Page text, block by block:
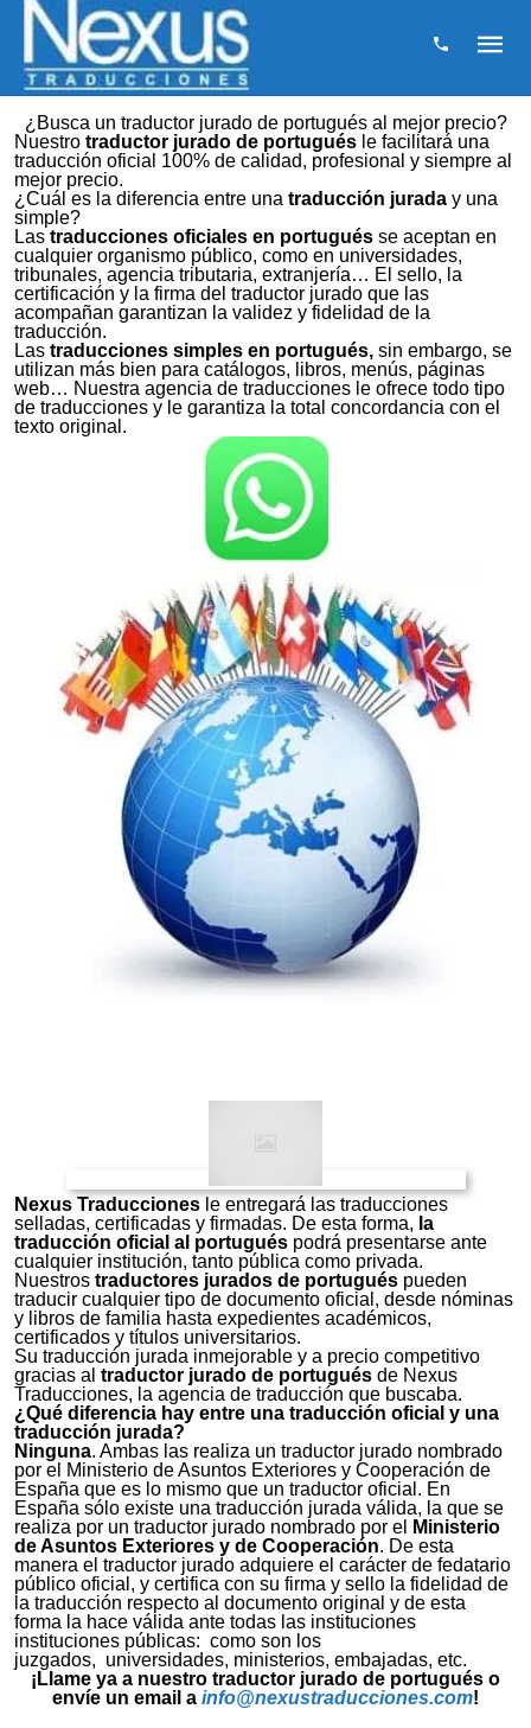
¿Busca un traductor jurado de portugués al mejor precio?
Nuestro traductor jurado de portuguésle facilitará una
traducción oficial 100% de calidad, profesional y siempre al
mejor precio.
¿Cuál es la diferencia entre una traducción juraday una
simple?
Las traducciones oficiales en portuguésse aceptan en
cualquier organismo público, como en universidades,
tribunales, agencia tributaria, extranjería… El sello, la
certificación y la firma del traductor jurado que las
acompañan garantizan la validez y fidelidad de la
traducción.
Las traducciones simples en portugués,sin embargo, se
utilizan más bien para catálogos, libros, menús, páginas
web… Nuestra agencia de traducciones le ofrece todo tipo
de traducciones y le garantiza la total concordancia con el
texto original.
Nexus Traducciones le entregará las traducciones
selladas, certificadas y firmadas. De esta forma, la
traducción oficial al portugués podrá presentarse ante
cualquier institución, tanto pública como privada.
Nuestros traductores jurados de portugués pueden
traducir cualquier tipo de documento oficial, desde nóminas
y libros de familia hasta expedientes académicos,
certificados y títulos universitarios.
Su traducción jurada inmejorable y a precio competitivo
gracias al traductor jurado de portuguésde Nexus
Traducciones, la agencia de traducción que buscaba.
¿Qué diferencia hay entre una traducción oficial y una
traducción jurada?
Ninguna. Ambas las realiza un traductor jurado nombrado
por el Ministerio de Asuntos Exteriores y Cooperación de
España que es lo mismo que un traductor oficial. En
España sólo existe una traducción jurada válida, la que se
realiza por un traductor jurado nombrado por el
Ministerio
de Asuntos Exteriores y de Cooperación. De esta
manera el traductor jurado adquiere el carácter de fedatario
público oficial, y certifica con su firma y sello la fidelidad de
la traducción respecto al documento original y de esta
forma la hace válida ante todas las instituciones
instituciones públicas: como son los
juzgados, universidades, ministerios, embajadas, etc.
¡Llame ya a nuestro traductor jurado de portugués o
envíe un email a info@nexustraducciones.com!